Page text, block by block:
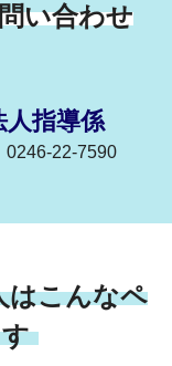
い合わせ
指導係
0246-22-7590
はこんなペ